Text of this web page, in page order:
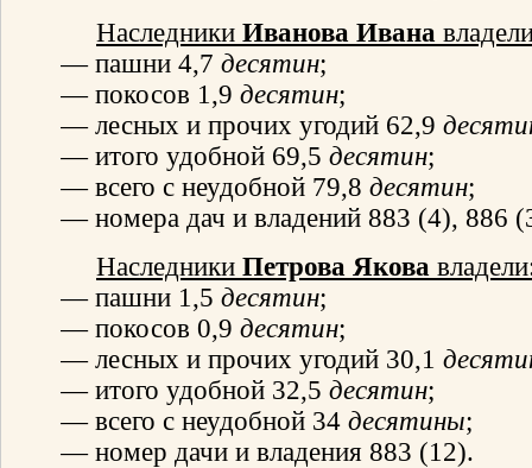
Наследники Иванова Ивана
— пашни 4,7 десятин;
— покосов 1,9 десятин;
— лесных и прочих угодий 62,9
— итого удобной 69,5 десятин;
— всего с неудобной 79,8 десятин;
— номера дач и владений 883 (4), 886
Наследники Петрова Якова
— пашни 1,5 десятин;
— покосов 0,9 десятин;
— лесных и прочих угодий 30,1
— итого удобной 32,5 десятин;
— всего с неудобной 34 десятины;
— номер дачи и владения 883 (12).